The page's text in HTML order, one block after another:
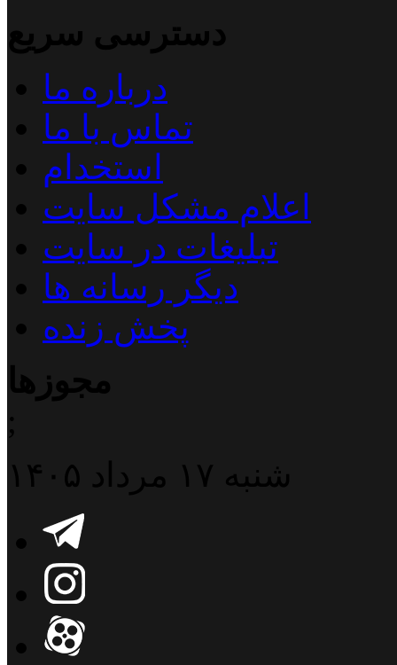
دسترسی سریع
درباره ما
تماس با ما
استخدام
اعلام مشکل سایت
تبلیغات در سایت
دیگر رسانه ها
پخش زنده
مجوزها
;
شنبه ۱۷ مرداد ۱۴۰۵